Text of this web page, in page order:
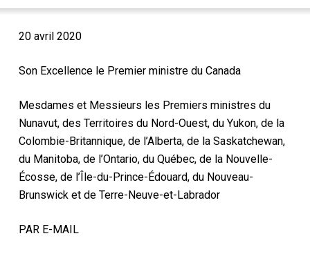
20 avril 2020
Son Excellence le Premier ministre du Canada
Mesdames et Messieurs les Premiers ministres du
Nunavut, des Territoires du Nord-Ouest, du Yukon, de la
Colombie-Britannique, de l’Alberta, de la Saskatchewan,
du Manitoba, de l’Ontario, du Québec, de la Nouvelle-
Écosse, de l’Île-du-Prince-Édouard, du Nouveau-
Brunswick et de Terre-Neuve-et-Labrador
PAR E-MAIL